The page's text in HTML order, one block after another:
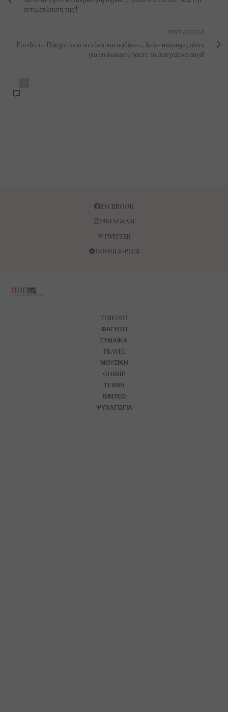
αντιμετώπισή της!!
NEXT ARTICLE
Επειδή το Πάσχα όπου να είναι καταφθάνει... δείτε υπέροχες ιδέες
για να διακοσμήσετε τα πασχαλινά αυγά!
FACEBOOK
INSTAGRAM
TWITTER
GOOGLE-PLUS
TIMEOUT
ΦΑΓΗΤΌ
ΓΥΝΑΊΚΑ
TRAVEL
ΜΟΥΣΙΚΉ
GOSSIP
ΤΈΧΝΗ
ΒΊΝΤΕΟ
ΨΥΧΑΓΩΓΊΑ